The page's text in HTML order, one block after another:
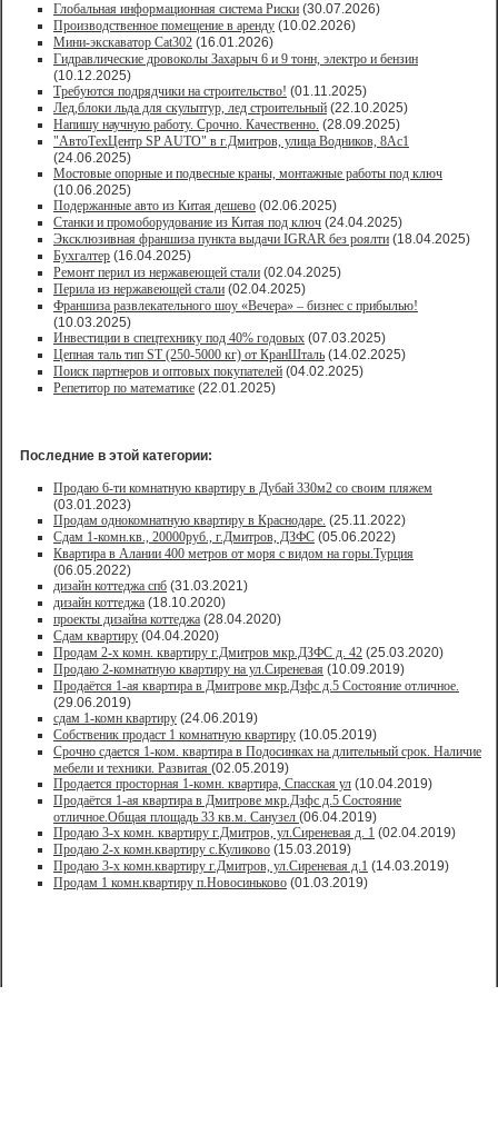
Глобальная информационная система Риски (30.07.2026)
Производственное помещение в аренду (10.02.2026)
Мини-экскаватор Cat302 (16.01.2026)
Гидравлические дровоколы Захарыч 6 и 9 тонн, электро и бензин
(10.12.2025)
Требуются подрядчики на строительство! (01.11.2025)
Лед,блоки льда для скульптур, лед строительный (22.10.2025)
Напишу научную работу. Срочно. Качественно. (28.09.2025)
"АвтоТехЦентр SP AUTO" в г.Дмитров, улица Водников, 8Ас1
(24.06.2025)
Мостовые опорные и подвесные краны, монтажные работы под ключ
(10.06.2025)
Подержанные авто из Китая дешево (02.06.2025)
Станки и промоборудование из Китая под ключ (24.04.2025)
Эксклюзивная франшиза пункта выдачи IGRAR без роялти (18.04.2025)
Бухгалтер (16.04.2025)
Ремонт перил из нержавеющей стали (02.04.2025)
Перила из нержавеющей стали (02.04.2025)
Франшиза развлекательного шоу «Вечера» – бизнес с прибылью!
(10.03.2025)
Инвестиции в спецтехнику под 40% годовых (07.03.2025)
Цепная таль тип ST (250-5000 кг) от КранШталь (14.02.2025)
Поиск партнеров и оптовых покупателей (04.02.2025)
Репетитор по математике (22.01.2025)
Последние в этой категории:
Продаю 6-ти комнатную квартиру в Дубай 330м2 со своим пляжем
(03.01.2023)
Продам однокомнатную квартиру в Краснодаре. (25.11.2022)
Сдам 1-комн.кв., 20000руб., г.Дмитров, ДЗФС (05.06.2022)
Квартира в Алании 400 метров от моря с видом на горы.Турция
(06.05.2022)
дизайн коттеджа спб (31.03.2021)
дизайн коттеджа (18.10.2020)
проекты дизайна коттеджа (28.04.2020)
Сдам квартиру (04.04.2020)
Продам 2-х комн. квартиру г.Дмитров мкр.ДЗФС д. 42 (25.03.2020)
Продаю 2-комнатную квартиру на ул.Сиреневая (10.09.2019)
Продаётся 1-ая квартира в Дмитрове мкр.Дзфс д.5 Состояние отличное.
(29.06.2019)
сдам 1-комн квартиру (24.06.2019)
Собственик продаст 1 комнатную квартиру (10.05.2019)
Срочно сдается 1-ком. квартира в Подосинках на длительный срок. Наличие
мебели и техники. Развитая (02.05.2019)
Продается просторная 1-комн. квартира, Спасская ул (10.04.2019)
Продаётся 1-ая квартира в Дмитрове мкр.Дзфс д.5 Состояние
отличное.Общая площадь 33 кв.м. Санузел (06.04.2019)
Продаю 3-х комн. квартиру г.Дмитров, ул.Сиреневая д. 1 (02.04.2019)
Продаю 2-х комн.квартиру с.Куликово (15.03.2019)
Продаю 3-х комн.квартиру г.Дмитров, ул.Сиреневая д.1 (14.03.2019)
Продам 1 комн.квартиру п.Новосиньково (01.03.2019)